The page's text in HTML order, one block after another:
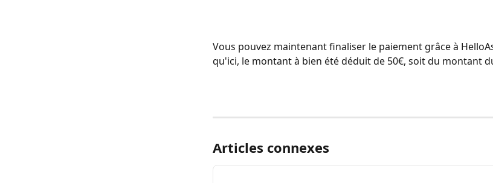
Vous pouvez maintenant finaliser le paiement grâce à
qu'ici, le montant à bien été déduit de 50€, soit du montant
Articles connexes